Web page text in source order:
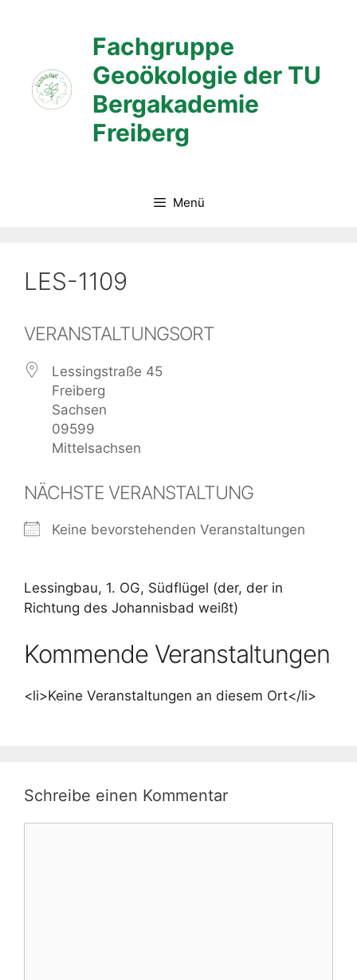
Fachgruppe
Geoökologie der TU
Bergakademie
Freiberg
Menü
LES-1109
VERANSTALTUNGSORT
Lessingstraße 45
Freiberg
Sachsen
09599
Mittelsachsen
NÄCHSTE VERANSTALTUNG
Keine bevorstehenden Veranstaltungen
Lessingbau, 1. OG, Südflügel (der, der in
Richtung des Johannisbad weißt)
Kommende Veranstaltungen
<li>Keine Veranstaltungen an diesem Ort</li>
Schreibe einen Kommentar